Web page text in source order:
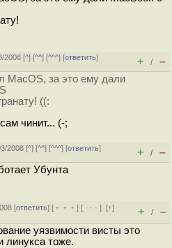
2008 [^] [^^] [^^^] [ответить]
+ / –
MacOS, за это ему дали
((:
чинит... (-;
2008 [^] [^^] [^^^] [ответить]
+ / –
Убунта
[ответить] [ ﹢﹢﹢] [ · · ·][↑]
+ / –
уязвимости висты это
линукса тоже.